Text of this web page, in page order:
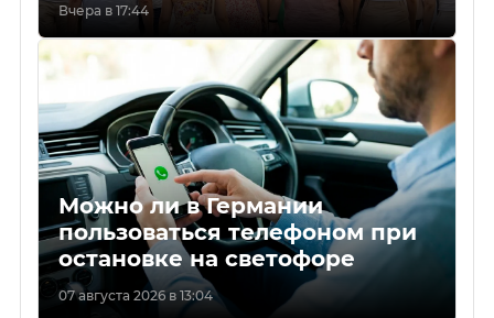
Вчера в 17:44
Можно ли в Германии
пользоваться телефоном при
остановке на светофоре
07 августа 2026 в 13:04